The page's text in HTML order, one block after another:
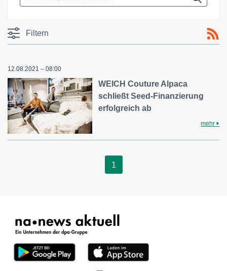
Filtern
12.08.2021 – 08:00
WEICH Couture Alpaca
schließt Seed-Finanzierung
erfolgreich ab
mehr
1